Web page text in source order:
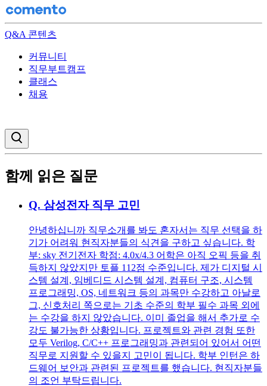
Q&A 콘텐츠
커뮤니티
직무부트캠프
클래스
채용
함께 읽은 질문
Q. 삼성전자 직무 고민
안녕하십니까 직무소개를 봐도 혼자서는 직무 선택을 하
기가 어려워 현직자분들의 식견을 구하고 싶습니다. 학
부: sky 전기전자 학점: 4.0x/4.3 어학은 아직 오픽 등을 취
득하지 않았지만 토플 112점 수준입니다. 제가 디지털 시
스템 설계, 임베디드 시스템 설계, 컴퓨터 구조, 시스템
프로그래밍, OS, 네트워크 등의 과목만 수강하고 아날로
그, 신호처리 쪽으로는 기초 수준의 학부 필수 과목 외에
는 수강을 하지 않았습니다. 이미 졸업을 해서 추가로 수
강도 불가능한 상황입니다. 프로젝트와 관련 경험 또한
모두 Verilog, C/C++ 프로그래밍과 관련되어 있어서 어떤
직무로 지원할 수 있을지 고민이 됩니다. 학부 인턴은 하
드웨어 보안과 관련된 프로젝트를 했습니다. 현직자분들
의 조언 부탁드립니다.